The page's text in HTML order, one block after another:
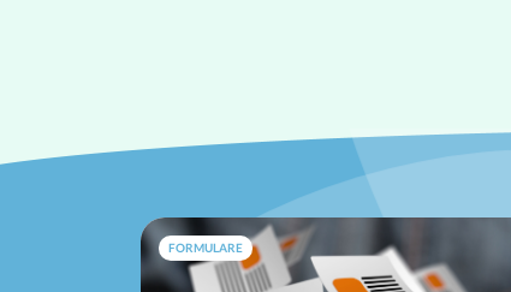
FORMULARE